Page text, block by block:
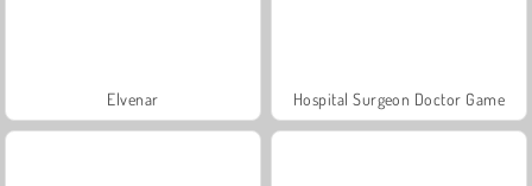
Elvenar Hospital Surgeon Doctor Game